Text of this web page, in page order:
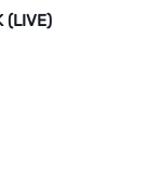
(LIVE)